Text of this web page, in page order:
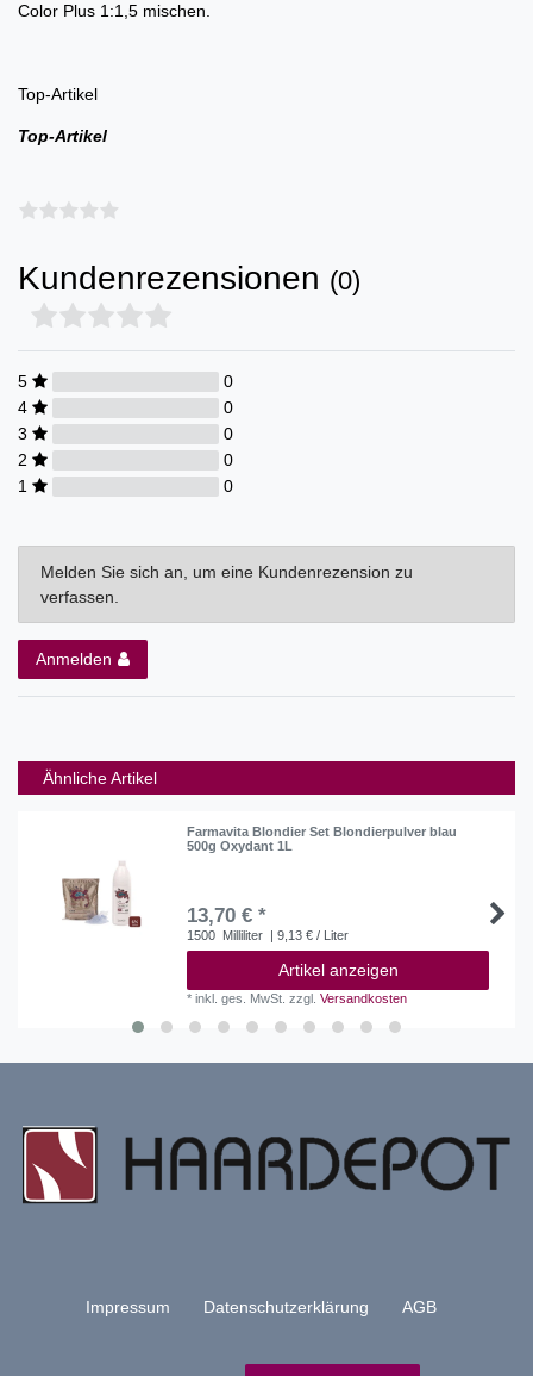
Color Plus 1:1,5 mischen.
Top-Artikel
Top-Artikel
Kundenrezensionen (0)
5
0
4
0
3
0
2
0
1
0
Melden Sie sich an, um eine Kundenrezension zu
verfassen.
Anmelden
Ähnliche Artikel
Farmavita Blondier Set Blondierpulver blau
500g Oxydant 1L
13,70 € *
1500 Milliliter | 9,13 € / Liter
Artikel anzeigen
*inkl. ges. MwSt. zzgl.Versandkosten
Impressum Daten­schutz­erklärung AGB